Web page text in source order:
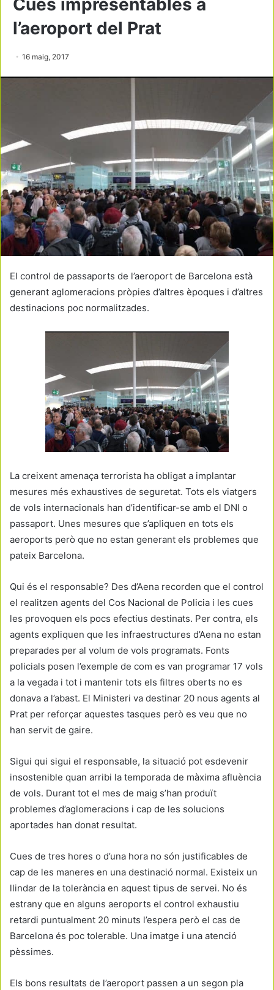
Cues impresentables a
l’aeroport del Prat
16 maig, 2017
El control de passaports de l’aeroport de Barcelona està
generant aglomeracions pròpies d’altres èpoques i d’altres
destinacions poc normalitzades.
La creixent amenaça terrorista ha obligat a implantar
mesures més exhaustives de seguretat. Tots els viatgers
de vols internacionals han d’identificar-se amb el DNI o
passaport. Unes mesures que s’apliquen en tots els
aeroports però que no estan generant els problemes que
pateix Barcelona.
Qui és el responsable? Des d’Aena recorden que el control
el realitzen agents del Cos Nacional de Policia i les cues
les provoquen els pocs efectius destinats. Per contra, els
agents expliquen que les infraestructures d’Aena no estan
preparades per al volum de vols programats. Fonts
policials posen l’exemple de com es van programar 17 vols
a la vegada i tot i mantenir tots els filtres oberts no es
donava a l’abast. El Ministeri va destinar 20 nous agents al
Prat per reforçar aquestes tasques però es veu que no
han servit de gaire.
Sigui qui sigui el responsable, la situació pot esdevenir
insostenible quan arribi la temporada de màxima afluència
de vols. Durant tot el mes de maig s’han produït
problemes d’aglomeracions i cap de les solucions
aportades han donat resultat.
Cues de tres hores o d’una hora no són justificables de
cap de les maneres en una destinació normal. Existeix un
llindar de la tolerància en aquest tipus de servei. No és
estrany que en alguns aeroports el control exhaustiu
retardi puntualment 20 minuts l’espera però el cas de
Barcelona és poc tolerable. Una imatge i una atenció
pèssimes.
Els bons resultats de l’aeroport passen a un segon pla